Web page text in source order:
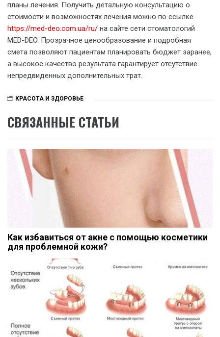
планы лечения. Получить детальную консультацию о
стоимости и возможностях лечения можно по ссылке
https://med-deo.com.ua/ru/ на сайте сети стоматологий
MED-DEO. Прозрачное ценообразование и подробная
смета позволяют пациентам планировать бюджет заранее,
а высокое качество результата гарантирует отсутствие
непредвиденных дополнительных трат.
КРАСОТА И ЗДОРОВЬЕ
СВЯЗАННЫЕ СТАТЬИ
Как избавиться от акне с помощью косметики
для проблемной кожи?